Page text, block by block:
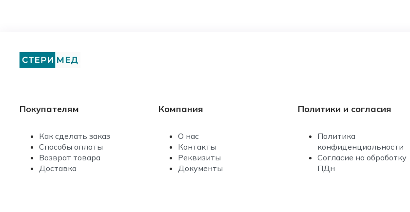
Покупателям
Как сделать заказ
Способы оплаты
Возврат товара
Доставка
Компания
О нас
Контакты
Реквизиты
Документы
Политики и согласия
Политика
конфиденциальности
Согласие на обработку
ПДн